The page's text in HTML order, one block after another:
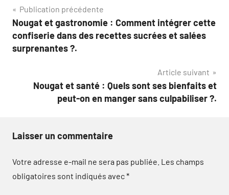
Navigation
de
l’article
Publication précédente
Nougat et gastronomie : Comment intégrer cette
confiserie dans des recettes sucrées et salées
surprenantes ?.
Article suivant
Nougat et santé : Quels sont ses bienfaits et
peut-on en manger sans culpabiliser ?.
Laisser un commentaire
Votre adresse e-mail ne sera pas publiée. Les champs
obligatoires sont indiqués avec*